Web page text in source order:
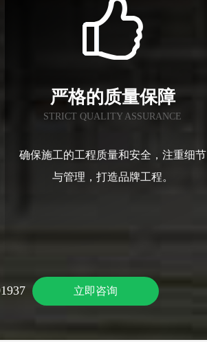
严格的质量保障
STRICT QUALITY ASSURANCE
确保施工的工程质量和安全，注重细节
与管理，打造品牌工程。
立即咨询